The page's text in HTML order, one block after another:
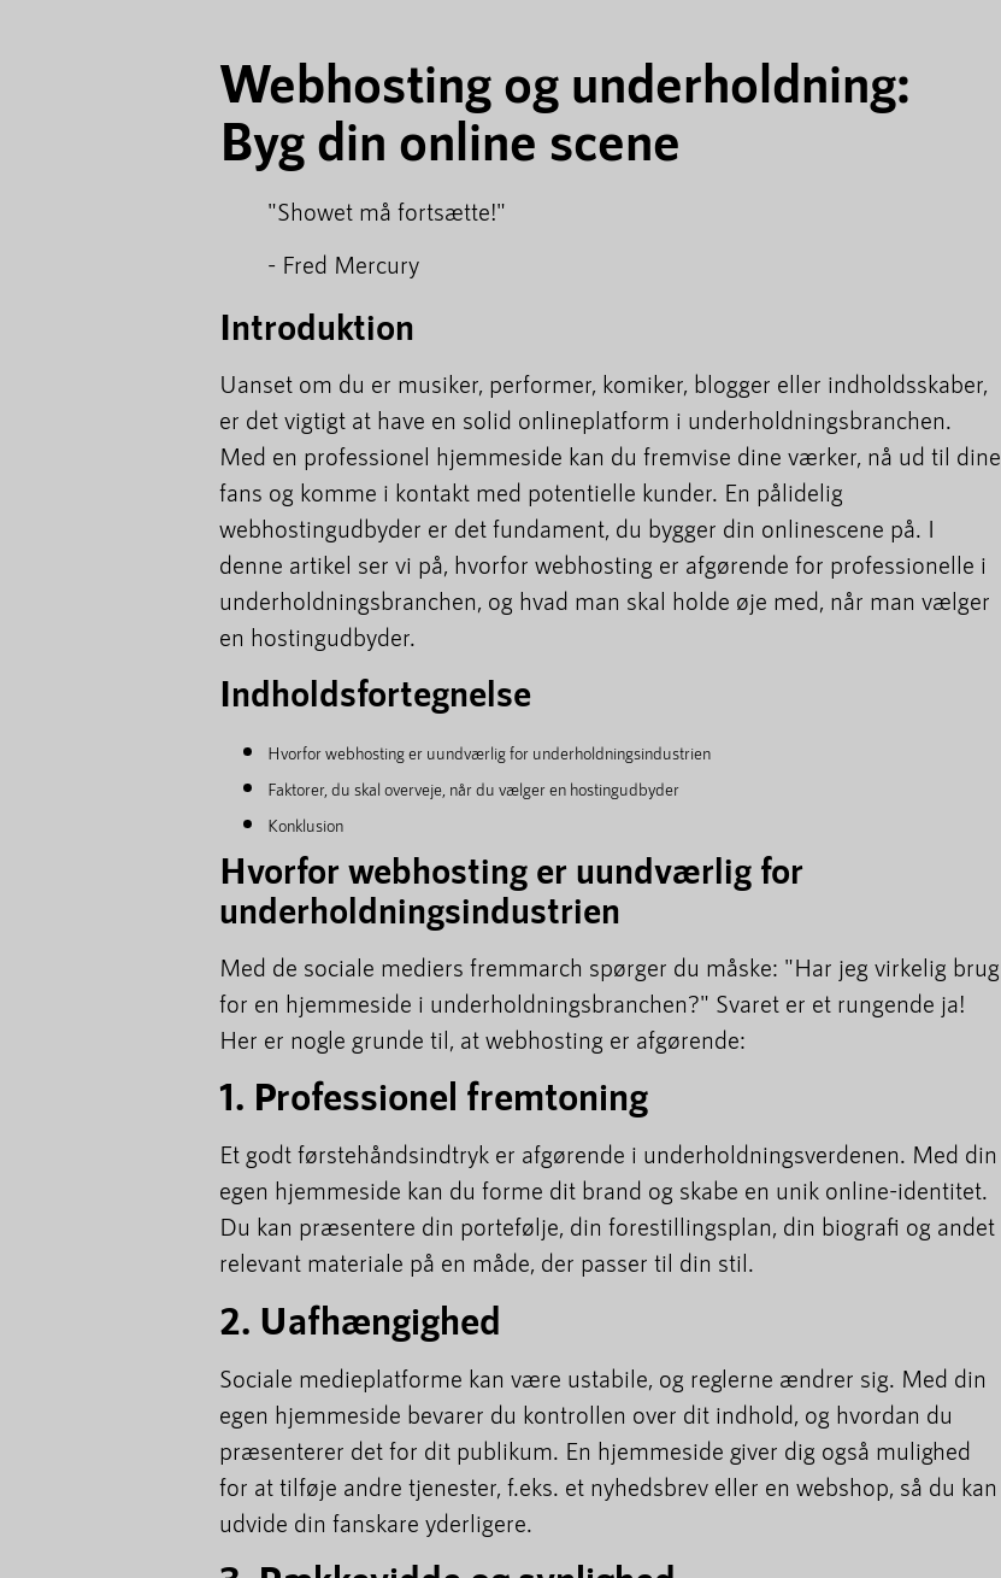
Webhosting og underholdning:
Byg din online scene
"Showet må fortsætte!"
- Fred Mercury
Introduktion
Uanset om du er musiker, performer, komiker, blogger eller indholdsskaber,
er det vigtigt at have en solid onlineplatform i underholdningsbranchen.
Med en professionel hjemmeside kan du fremvise dine værker, nå ud til dine
fans og komme i kontakt med potentielle kunder. En pålidelig
webhostingudbyder er det fundament, du bygger din onlinescene på. I
denne artikel ser vi på, hvorfor webhosting er afgørende for professionelle i
underholdningsbranchen, og hvad man skal holde øje med, når man vælger
en hostingudbyder.
Indholdsfortegnelse
Hvorfor webhosting er uundværlig for underholdningsindustrien
Faktorer, du skal overveje, når du vælger en hostingudbyder
Konklusion
Hvorfor webhosting er uundværlig for
underholdningsindustrien
Med de sociale mediers fremmarch spørger du måske: "Har jeg virkelig brug
for en hjemmeside i underholdningsbranchen?" Svaret er et rungende ja!
Her er nogle grunde til, at webhosting er afgørende:
1. Professionel fremtoning
Et godt førstehåndsindtryk er afgørende i underholdningsverdenen. Med din
egen hjemmeside kan du forme dit brand og skabe en unik online-identitet.
Du kan præsentere din portefølje, din forestillingsplan, din biografi og andet
relevant materiale på en måde, der passer til din stil.
2. Uafhængighed
Sociale medieplatforme kan være ustabile, og reglerne ændrer sig. Med din
egen hjemmeside bevarer du kontrollen over dit indhold, og hvordan du
præsenterer det for dit publikum. En hjemmeside giver dig også mulighed
for at tilføje andre tjenester, f.eks. et nyhedsbrev eller en webshop, så du kan
udvide din fanskare yderligere.